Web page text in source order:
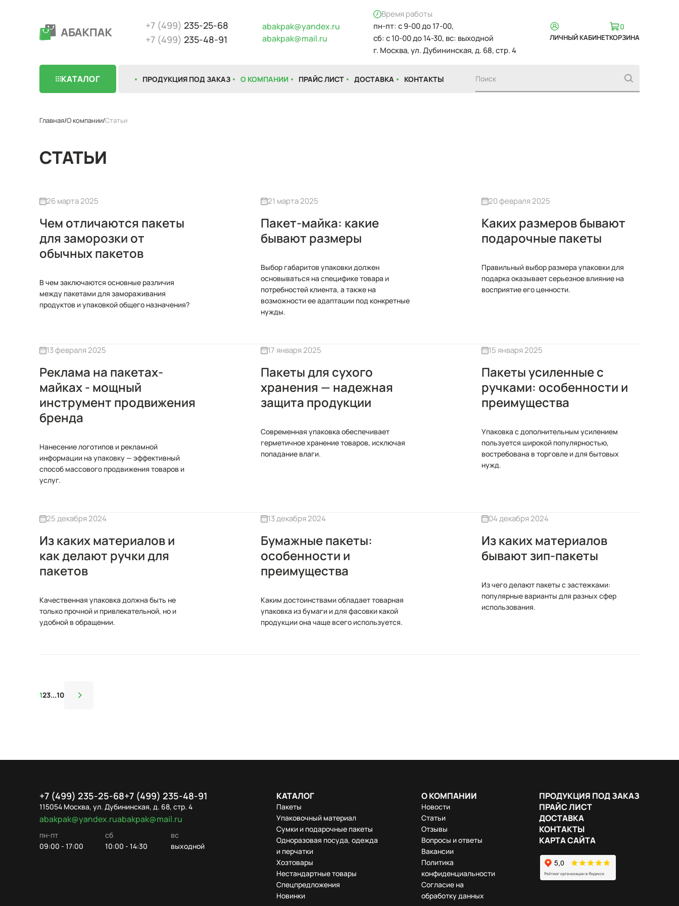
+7 (499) 235-25-68
+7 (499) 235-48-91
abakpak@yandex.ru
abakpak@mail.ru
Время работы
пн-пт: с 9-00 до 17-00,
сб: с 10-00 до 14-30, вс: выходной
г. Москва, ул. Дубининская, д. 68, стр. 4
ЛИЧНЫЙ КАБИНЕТ
0
КОРЗИНА
КАТАЛОГ ПРОДУКЦИЯ ПОД ЗАКАЗ О КОМПАНИИ ПРАЙС ЛИСТ ДОСТАВКА КОНТАКТЫ
Главная О компании Статьи
СТАТЬИ
26 марта 2025
Чем отличаются пакеты
для заморозки от
обычных пакетов
В чем заключаются основные различия
между пакетами для замораживания
продуктов и упаковкой общего назначения?
21 марта 2025
Пакет-майка: какие
бывают размеры
Выбор габаритов упаковки должен
основываться на специфике товара и
потребностей клиента, а также на
возможности ее адаптации под конкретные
нужды.
20 февраля 2025
Каких размеров бывают
подарочные пакеты
Правильный выбор размера упаковки для
подарка оказывает серьезное влияние на
восприятие его ценности.
13 февраля 2025
Реклама на пакетах-
майках - мощный
инструмент продвижения
бренда
Нанесение логотипов и рекламной
информации на упаковку — эффективный
способ массового продвижения товаров и
услуг.
17 января 2025
Пакеты для сухого
хранения — надежная
защита продукции
Современная упаковка обеспечивает
герметичное хранение товаров, исключая
попадание влаги.
15 января 2025
Пакеты усиленные с
ручками: особенности и
преимущества
Упаковка с дополнительным усилением
пользуется широкой популярностью,
востребована в торговле и для бытовых
нужд.
25 декабря 2024
Из каких материалов и
как делают ручки для
пакетов
Качественная упаковка должна быть не
только прочной и привлекательной, но и
удобной в обращении.
13 декабря 2024
Бумажные пакеты:
особенности и
преимущества
Каким достоинствами обладает товарная
упаковка из бумаги и для фасовки какой
продукции она чаще всего используется.
04 декабря 2024
Из каких материалов
бывают зип-пакеты
Из чего делают пакеты с застежками:
популярные варианты для разных сфер
использования.
123...10
+7 (499) 235-25-68+7 (499) 235-48-91
115054 Москва, ул. Дубининская, д. 68, стр. 4
abakpak@yandex.ruabakpak@mail.ru
пн-пт
09:00 - 17:00
сб
10:00 - 14:30
вс
выходной
КАТАЛОГ
Пакеты
Упаковочный материал
Сумки и подарочные пакеты
Одноразовая посуда, одежда
и перчатки
Хозтовары
Нестандартные товары
Спецпредложения
Новинки
О КОМПАНИИ
Новости
Статьи
Отзывы
Вопросы и ответы
Вакансии
Политика
конфиденциальности
Согласие на
обработку данных
ПРОДУКЦИЯ ПОД ЗАКАЗ
ПРАЙС ЛИСТ
ДОСТАВКА
КОНТАКТЫ
КАРТА САЙТА